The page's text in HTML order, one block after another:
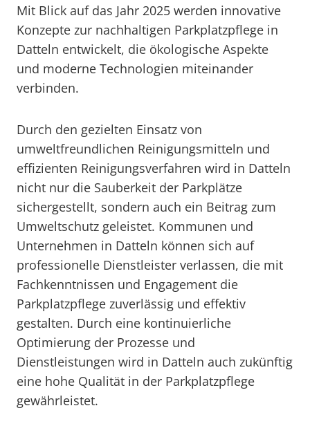
Mit Blick auf das Jahr 2025 werden innovative
Konzepte zur nachhaltigen Parkplatzpflege in
Datteln entwickelt, die ökologische Aspekte
und moderne Technologien miteinander
verbinden.
Durch den gezielten Einsatz von
umweltfreundlichen Reinigungsmitteln und
effizienten Reinigungsverfahren wird in Datteln
nicht nur die Sauberkeit der Parkplätze
sichergestellt, sondern auch ein Beitrag zum
Umweltschutz geleistet. Kommunen und
Unternehmen in Datteln können sich auf
professionelle Dienstleister verlassen, die mit
Fachkenntnissen und Engagement die
Parkplatzpflege zuverlässig und effektiv
gestalten. Durch eine kontinuierliche
Optimierung der Prozesse und
Dienstleistungen wird in Datteln auch zukünftig
eine hohe Qualität in der Parkplatzpflege
gewährleistet.